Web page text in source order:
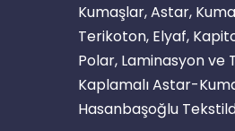
Kumaşlar, Astar,
Terikoton, Elyaf,
Polar, Laminasyon ve
Kaplamalı Astar-
Hasanbaşoğlu